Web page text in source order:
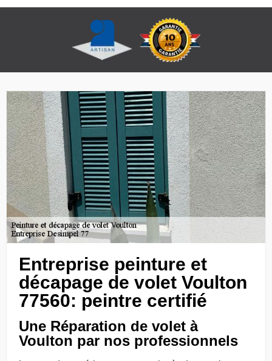
Entreprise peinture et
décapage de volet Voulton
77560: peintre certifié
Une Réparation de volet à
Voulton par nos professionnels